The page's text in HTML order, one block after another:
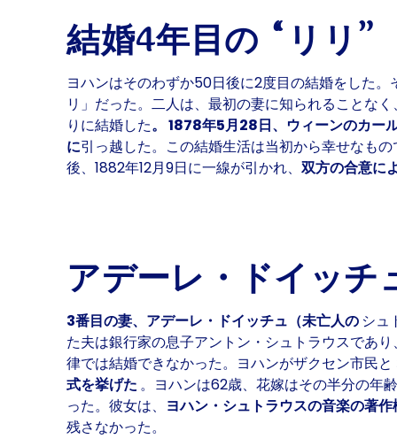
結婚4年目の “リリ”
ヨハンはそのわずか50日後に2度目の結婚をした
リ」 だった。二人は、最初の妻に知られることな
りに結婚した。1878年5月28日、ウィーンのカー
に引っ越した。この結婚生活は当初から幸せなも
後、1882年12月9日に一線が引かれ、双方の合意に
アデーレ・ドイッチ
3番目の妻、アデーレ・ドイッチュ（未亡人の シュ
た夫は銀行家の息子アントン・シュトラウスであ
律では結婚できなかった。 ヨハンがザクセン市民と
式を挙げた 。ヨハンは62歳、花嫁はその半分の年
った。彼女は、 ヨハン・シュトラウスの音楽の著
残さなかった。